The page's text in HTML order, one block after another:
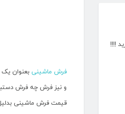
فرش ماشینی بعنوان یک
و نیز فرش چه فرش
قیمت فرش ماشینی